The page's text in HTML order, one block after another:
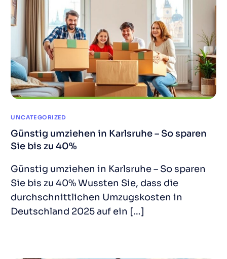
UNCATEGORIZED
Günstig umziehen in Karlsruhe – So sparen
Sie bis zu 40%
Günstig umziehen in Karlsruhe – So sparen
Sie bis zu 40% Wussten Sie, dass die
durchschnittlichen Umzugskosten in
Deutschland 2025 auf ein […]